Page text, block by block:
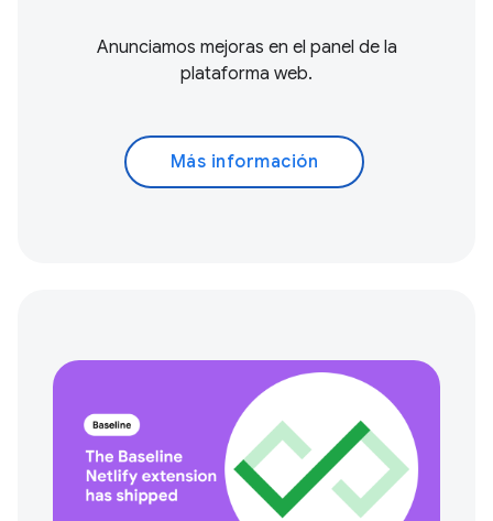
Anunciamos mejoras en el panel de la
plataforma web.
Más información